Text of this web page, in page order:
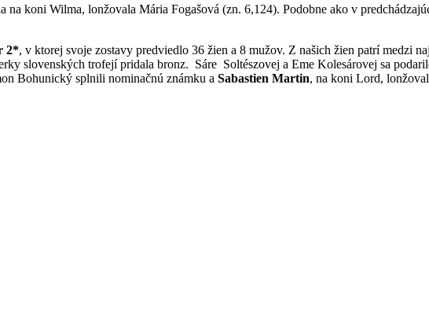
na koni Wilma, lonžovala Mária Fogašová (zn. 6,124). Podobne ako v
2*, v ktorej svoje zostavy predviedlo 36 žien a 8 mužov. Z našich žien patrí medzi
slovenských trofejí pridala bronz. Sáre Soltészovej a Eme Kolesárovej sa
Bohunický splnili nominačnú známku a Sabastien Martin, na koni Lord,